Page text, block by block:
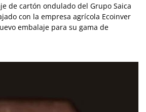
de cartón ondulado del Grupo Saica
con la empresa agrícola Ecoinver
embalaje para su gama de